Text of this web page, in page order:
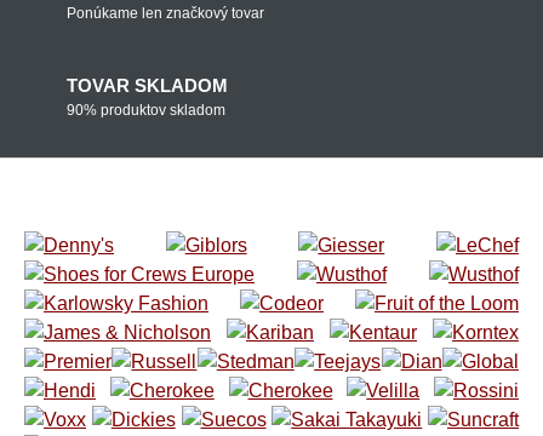
Ponúkame len značkový tovar
TOVAR SKLADOM
90% produktov skladom